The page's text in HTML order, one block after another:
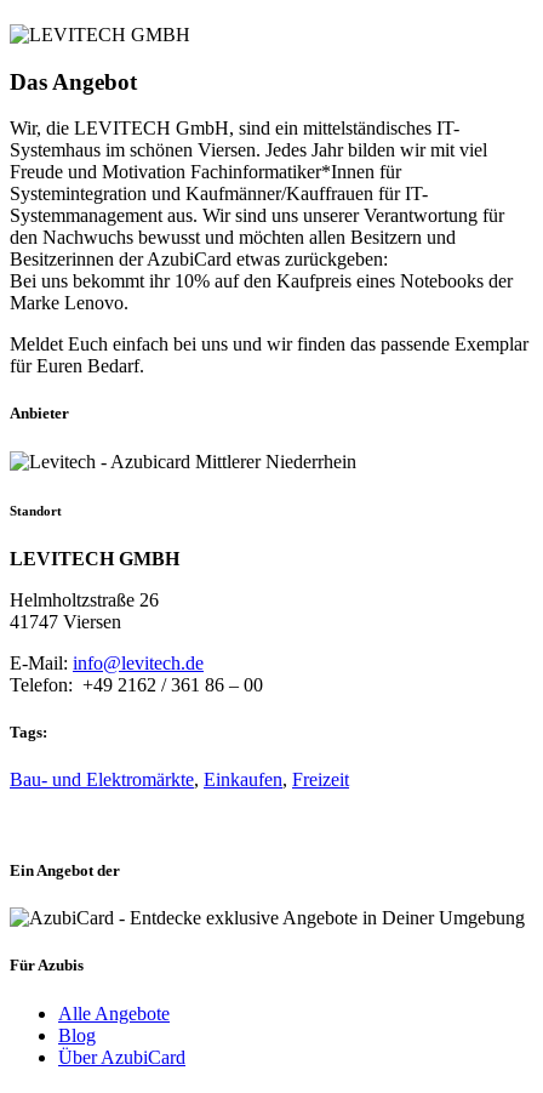
Das Angebot
Wir, die LEVITECH GmbH, sind ein mittelständisches IT-
Systemhaus im schönen Viersen. Jedes Jahr bilden wir mit viel
Freude und Motivation Fachinformatiker*Innen für
Systemintegration und Kaufmänner/Kauffrauen für IT-
Systemmanagement aus. Wir sind uns unserer Verantwortung für
den Nachwuchs bewusst und möchten allen Besitzern und
Besitzerinnen der AzubiCard etwas zurückgeben:
Bei uns bekommt ihr 10% auf den Kaufpreis eines Notebooks der
Marke Lenovo.
Meldet Euch einfach bei uns und wir finden das passende Exemplar
für Euren Bedarf.
Anbieter
Standort
LEVITECH GMBH
Helmholtzstraße 26
41747 Viersen
E-Mail: info@levitech.de
Telefon: +49 2162 / 361 86 – 00
Tags:
Bau- und Elektromärkte, Einkaufen, Freizeit
Ein Angebot der
Für Azubis
Alle Angebote
Blog
Über AzubiCard